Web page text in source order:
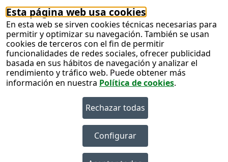
Esta página web usa cookies
En esta web se sirven cookies técnicas necesarias para
permitir y optimizar su navegación. También se usan
cookies de terceros con el fin de permitir
funcionalidades de redes sociales, ofrecer publicidad
basada en sus hábitos de navegación y analizar el
rendimiento y tráfico web. Puede obtener más
información en nuestra Política de cookies.